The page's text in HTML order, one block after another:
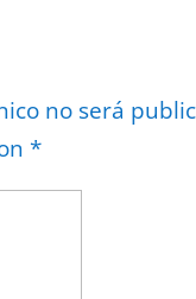
no será
*